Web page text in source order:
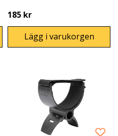
185 kr
Lägg i varukorgen